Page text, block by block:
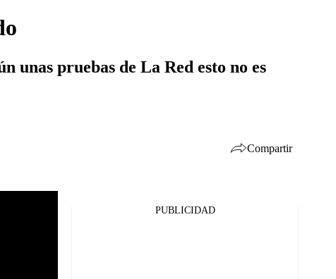
unas pruebas de La Red esto no es
Compartir
PUBLICIDAD